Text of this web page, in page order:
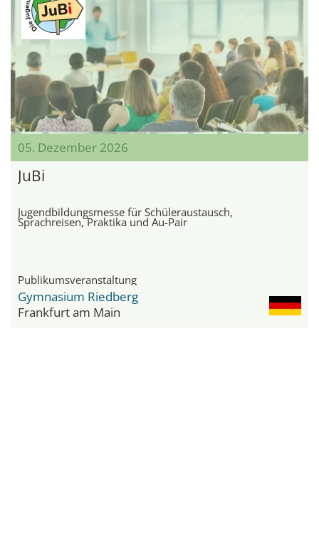
05. Dezember 2026
JuBi
Jugendbildungsmesse für Schüleraustausch,
Sprachreisen, Praktika und Au-Pair
Publikumsveranstaltung
Gymnasium Riedberg
Frankfurt am Main